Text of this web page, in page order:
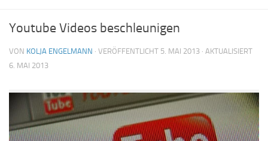
Youtube Videos beschleunigen
VON KOLJA ENGELMANN · VERÖFFENTLICHT 5. MAI 2013 · AKTUALISIERT
6. MAI 2013